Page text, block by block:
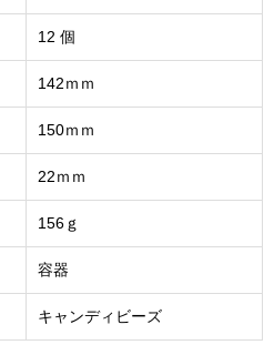
12 個
142ｍｍ
150ｍｍ
22ｍｍ
156ｇ
容器
キャンディビーズ